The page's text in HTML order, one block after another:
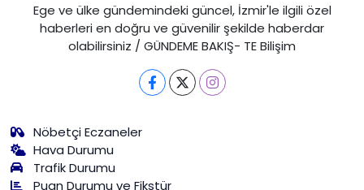
Ege ve ülke gündemindeki güncel, İzmir'le ilgili özel
haberleri en doğru ve güvenilir şekilde haberdar
olabilirsiniz / GÜNDEME BAKIŞ- TE Bilişim
Nöbetçi Eczaneler
Hava Durumu
Trafik Durumu
Puan Durumu ve Fikstür